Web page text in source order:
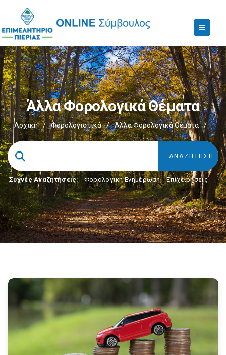
Άλλα Φορολογικά Θέματα
Αρχική / Φορολογιστικά / Άλλα Φορολογικά Θέματα /
Συχνές Αναζητήσεις: Φορολογικη Ενημέρωση, Επιχειρήσεις